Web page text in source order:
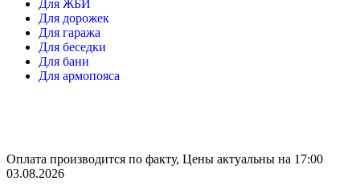
Для ЖБИ
Для дорожек
Для гаража
Для беседки
Для бани
Для армопояса
Оплата производится по факту, Цены актуальны на 17:00
03.08.2026